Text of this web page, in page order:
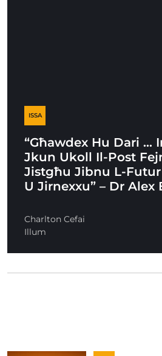
ISSA
“Għawdex Hu Dari …
Jkun Ukoll Il-Post
Jistgħu Jibnu L-
U Jirnexxu” – Dr Alex
Charlton Cefai
Illum